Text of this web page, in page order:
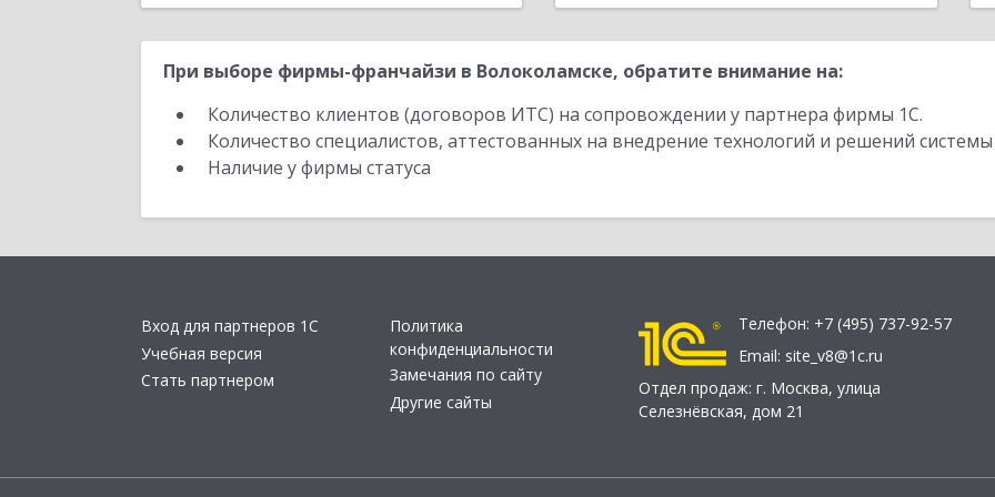
При выборе фирмы-франчайзи в Волоколамске, обратите внимание на:
Количество клиентов (договоров ИТС) на сопровождении у партнера фирмы 1С.
Количество специалистов, аттестованных на внедрение технологий и решений
Наличие у фирмы статуса
Вход для партнеров 1С
Учебная версия
Стать партнером
Политика
конфиденциальности
Замечания по сайту
Другие сайты
Телефон: +7 (495) 737-92-57
Email: site_v8@1c.ru
Отдел продаж: г. Москва, улица
Селезнёвская, дом 21